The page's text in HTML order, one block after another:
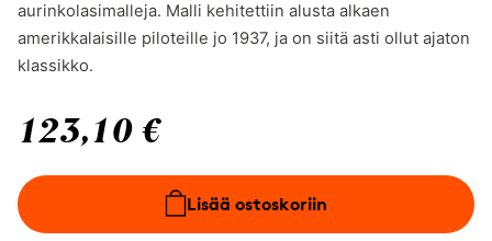
aurinkolasimalleja. Malli kehitettiin alusta alkaen
amerikkalaisille piloteille jo 1937, ja on siitä asti ollut ajaton
klassikko.
123,10 €
Lisää ostoskoriin